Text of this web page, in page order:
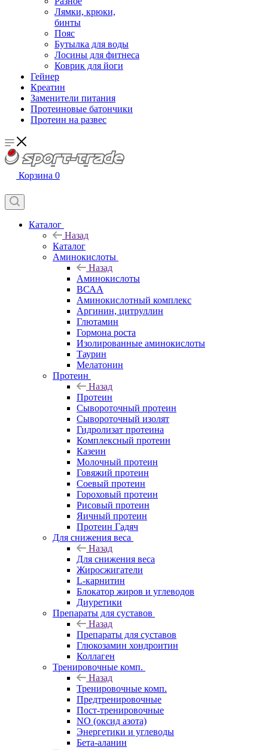
Лямки, крюки,
бинты
Пояс
Бутылка для воды
Лосины для фитнеса
Коврик для йоги
Гейнер
Креатин
Заменители питания
Протеиновые батончики
Протеин на развес
Корзина 0
Каталог
Назад
Каталог
Аминокислоты
Назад
Аминокислоты
ВСАА
Аминокислотный комплекс
Аргинин, цитруллин
Глютамин
Гормона роста
Изолированные аминокислоты
Таурин
Мелатонин
Протеин
Назад
Протеин
Сывороточный протеин
Сывороточный изолят
Гидролизат протеина
Комплексный протеин
Казеин
Молочный протеин
Говяжий протеин
Соевый протеин
Гороховый протеин
Рисовый протеин
Яичный протеин
Протеин Гадяч
Для снижения веса
Назад
Для снижения веса
Жиросжигатели
L-карнитин
Блокатор жиров и углеводов
Диуретики
Препараты для суставов
Назад
Препараты для суставов
Глюкозамин хондроитин
Коллаген
Тренировочные комп.
Назад
Тренировочные комп.
Предтренировочные
Пост-тренировочные
NO (оксид азота)
Энергетики и углеводы
Бета-аланин